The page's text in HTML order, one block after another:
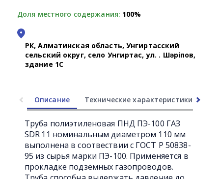
Доля местного содержания: 100%
РК, Алматинская область, Унгиртасский
сельский округ, село Унгиртас, ул. Қ. Шәріпов,
здание 1С
Описание Технические характеристики
Труба полиэтиленовая ПНД ПЭ-100 ГАЗ
SDR 11 номинальным диаметром 110 мм
выполнена в соотвествии с ГОСТ Р 50838-
95 из сырья марки ПЭ-100. Применяется в
прокладке подземных газопроводов.